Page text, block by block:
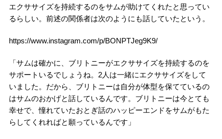
エクササイズを持続するのをサムが助けてくれたと思ってい
るらしい。前述の関係者は次のようにも話していたという。
https://www.instagram.com/p/BONPTJeg9K9/
「サムは確かに、ブリトニーがエクササイズを持続するのを
サポートいるでしょうね。2人は一緒にエクササイズをして
いました。だから、ブリトニーは自分が体型を保てているの
はサムのおかげと話しているんです。ブリトニーは今とても
幸せで、憧れていたおとぎ話のハッピーエンドをサムがもた
らしてくれればと願っているんです」